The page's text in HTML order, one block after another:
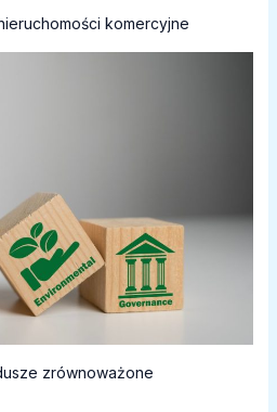
komercyjne
zrównoważone